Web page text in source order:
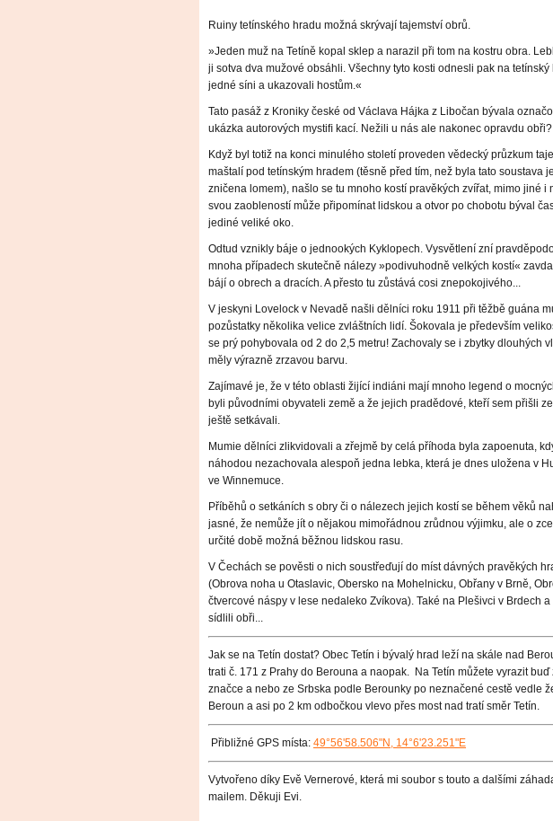
Ruiny tetínského hradu možná skrývají tajemství obrů.
»Jeden muž na Tetíně kopal sklep a narazil při tom na kostru obra.
ji sotva dva mužové obsáhli. Všechny tyto kosti odnesli pak na
jedné síni a ukazovali hostům.«
Tato pasáž z Kroniky české od Václava Hájka z Libočan bývala
ukázka autorových mystiﬁ kací. Nežili u nás ale nakonec opravdu obři?
Když byl totiž na konci minulého století proveden vědecký průzkum
maštalí pod tetínským hradem (těsně před tím, než byla tato soustava
zničena lomem), našlo se tu mnoho kostí pravěkých zvířat, mimo jiné i
svou zaobleností může připomínat lidskou a otvor po chobotu býval
jediné veliké oko.
Odtud vznikly báje o jednookých Kyklopech. Vysvětlení zní
mnoha případech skutečně nálezy »podivuhodně velkých kostí«
bájí o obrech a dracích. A přesto tu zůstává cosi znepokojivého...
V jeskyni Lovelock v Nevadě našli dělníci roku 1911 při těžbě guána
pozůstatky několika velice zvláštních lidí. Šokovala je především
se prý pohybovala od 2 do 2,5 metru! Zachovaly se i zbytky dlouhých
měly výrazně zrzavou barvu.
Zajímavé je, že v této oblasti žijící indiáni mají mnoho legend o
byli původními obyvateli země a že jejich pradědové, kteří sem přišli
ještě setkávali.
Mumie dělníci zlikvidovali a zřejmě by celá příhoda byla zapoenuta,
náhodou nezachovala alespoň jedna lebka, která je dnes uložena v
ve Winnemuce.
Příběhů o setkáních s obry či o nálezech jejich kostí se během věků
jasné, že nemůže jít o nějakou mimořádnou zrůdnou výjimku, ale o
určité době možná běžnou lidskou rasu.
V Čechách se pověsti o nich soustřeďují do míst dávných pravěkých
(Obrova noha u Otaslavic, Obersko na Mohelnicku, Obřany v Brně,
čtvercové náspy v lese nedaleko Zvíkova). Také na Plešivci v Brdech
sídlili obři...
Jak se na Tetín dostat? Obec Tetín i bývalý hrad leží na skále nad
trati č. 171 z Prahy do Berouna a naopak. Na Tetín můžete vyrazit
značce a nebo ze Srbska podle Berounky po neznačené cestě vedle
Beroun a asi po 2 km odbočkou vlevo přes most nad tratí směr Tetín.
Přibližné GPS místa: 49°56'58.506"N, 14°6'23.251"E
Vytvořeno díky Evě Vernerové, která mi soubor s touto a dalšími
mailem. Děkuji Evi.